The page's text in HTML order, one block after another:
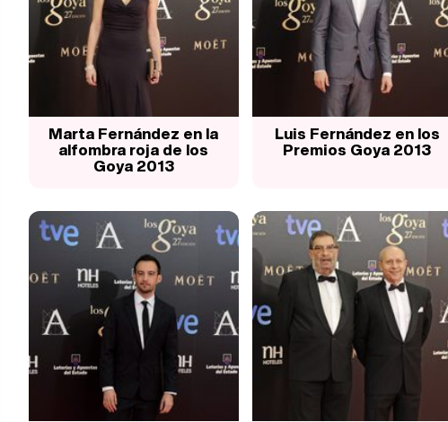
Marta Fernández en la
alfombra roja de los
Goya 2013
Luis Fernández en los
Premios Goya 2013